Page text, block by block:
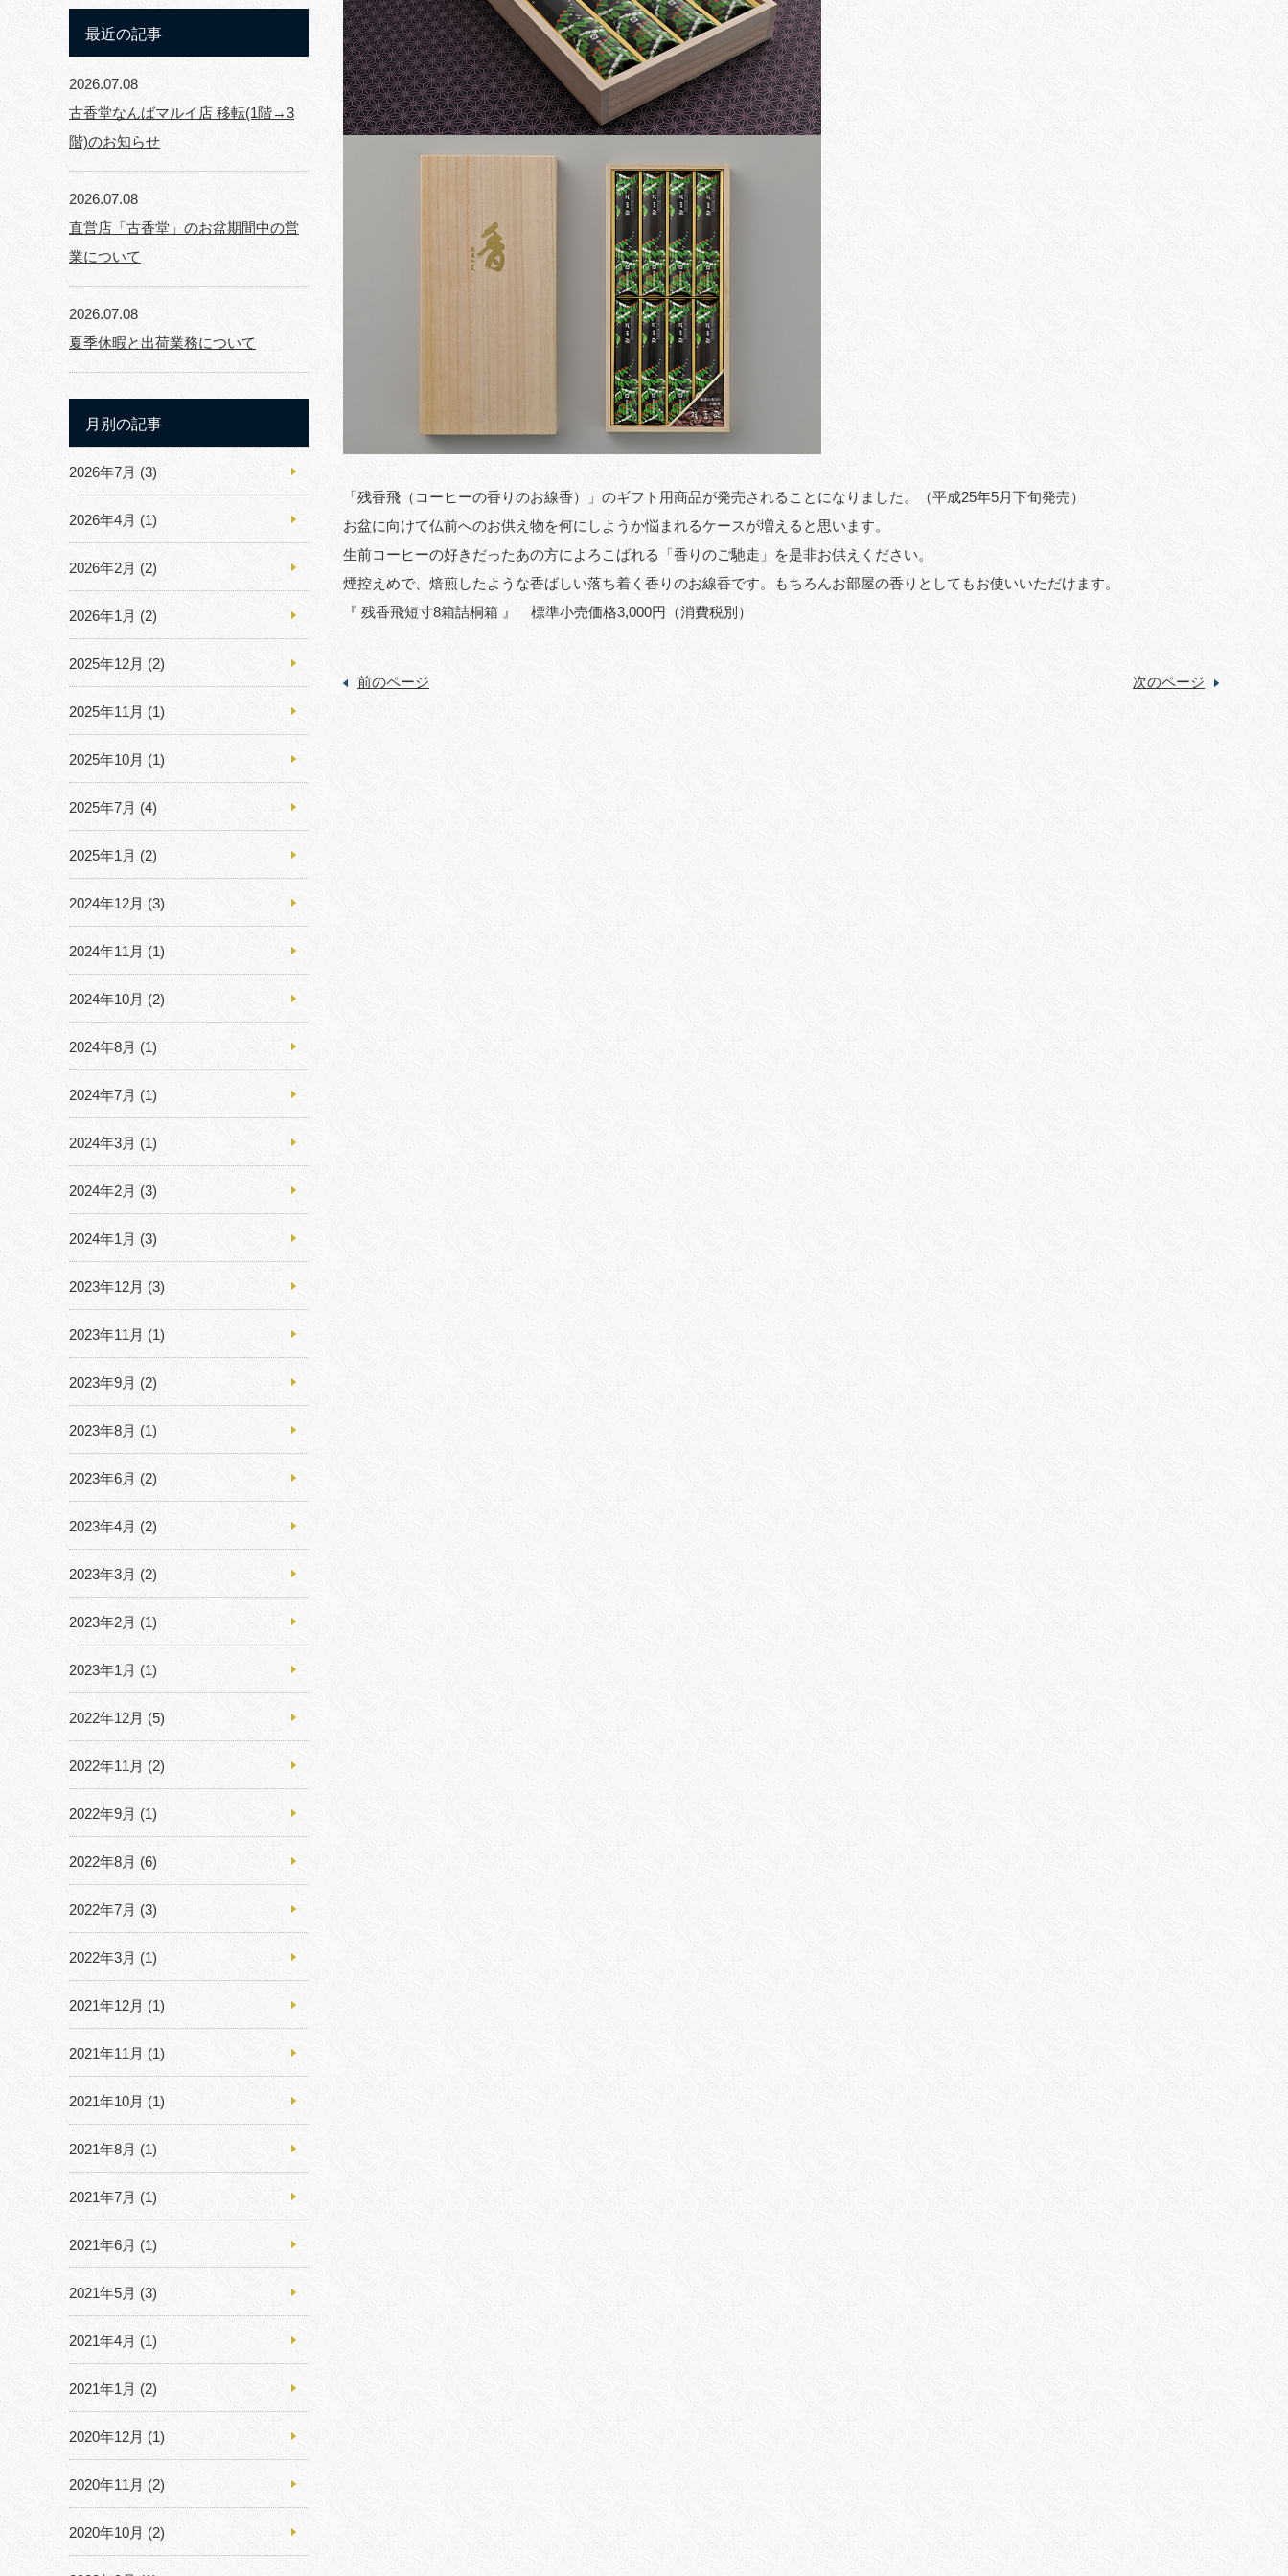
「残香飛（コーヒーの香りのお線香）」のギフト用商品が発売されることになりました。（平成25年5月下旬発売）
お盆に向けて仏前へのお供え物を何にしようか悩まれるケースが増えると思います。
生前コーヒーの好きだったあの方によろこばれる「香りのご馳走」を是非お供えください。
煙控えめで、焙煎したような香ばしい落ち着く香りのお線香です。もちろんお部屋の香りとしてもお使いいただけます。
『 残香飛短寸8箱詰桐箱 』 標準小売価格3,000円（消費税別）
前のページ 次のページ
最近の記事
2026.07.08
古香堂なんばマルイ店 移転(1階→3
階)のお知らせ
2026.07.08
直営店「古香堂」のお盆期間中の営
業について
2026.07.08
夏季休暇と出荷業務について
月別の記事
2026年7月 (3)
2026年4月 (1)
2026年2月 (2)
2026年1月 (2)
2025年12月 (2)
2025年11月 (1)
2025年10月 (1)
2025年7月 (4)
2025年1月 (2)
2024年12月 (3)
2024年11月 (1)
2024年10月 (2)
2024年8月 (1)
2024年7月 (1)
2024年3月 (1)
2024年2月 (3)
2024年1月 (3)
2023年12月 (3)
2023年11月 (1)
2023年9月 (2)
2023年8月 (1)
2023年6月 (2)
2023年4月 (2)
2023年3月 (2)
2023年2月 (1)
2023年1月 (1)
2022年12月 (5)
2022年11月 (2)
2022年9月 (1)
2022年8月 (6)
2022年7月 (3)
2022年3月 (1)
2021年12月 (1)
2021年11月 (1)
2021年10月 (1)
2021年8月 (1)
2021年7月 (1)
2021年6月 (1)
2021年5月 (3)
2021年4月 (1)
2021年1月 (2)
2020年12月 (1)
2020年11月 (2)
2020年10月 (2)